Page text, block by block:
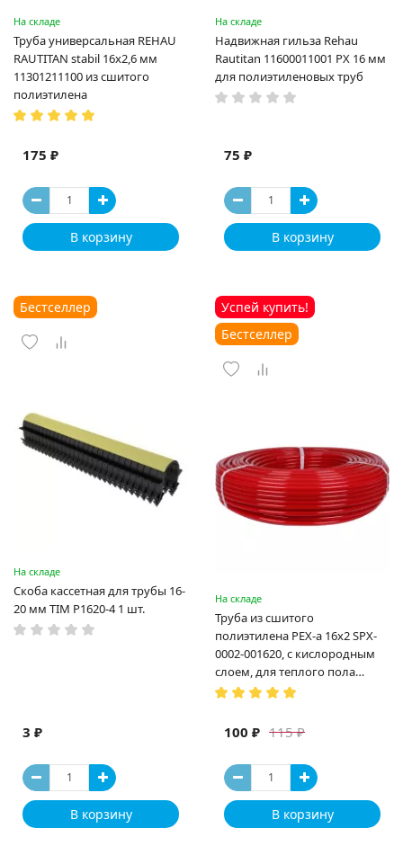
На складе
Труба универсальная REHAU
RAUTITAN stabil 16х2,6 мм
11301211100 из сшитого
полиэтилена
175 ₽
В корзину
На складе
Надвижная гильза Rehau
Rautitan 11600011001 PX 16 мм
для полиэтиленовых труб
75 ₽
В корзину
Бестселлер
На складе
Скоба кассетная для трубы 16-
20 мм TIM P1620-4 1 шт.
3 ₽
В корзину
Успей купить!
Бестселлер
На складе
Труба из сшитого
полиэтилена PEX-a 16х2 SPX-
0002-001620, с кислородным
слоем, для теплого пола
(Испания)
115 ₽
100 ₽
В корзину